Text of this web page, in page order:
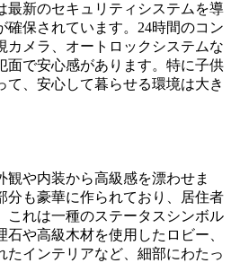
最新のセキュリティシステムを導
確保されています。24時間のコン
カメラ、オートロックシステムな
面で安心感があります。特に子供
て、安心して暮らせる環境は大き
観や内装から高級感を漂わせま
分も豪華に作られており、居住者
これは一種のステータスシンボル
や高級木材を使用したロビー、
たインテリアなど、細部にわたっ